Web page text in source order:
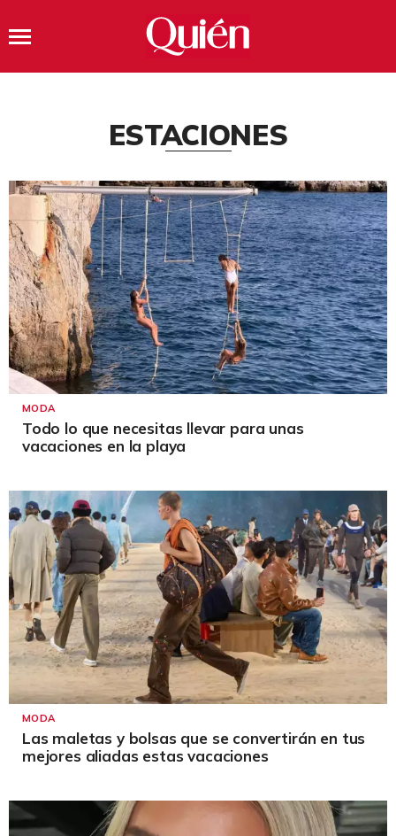
ESTACIONES
MODA
Todo lo que necesitas llevar para unas
vacaciones en la playa
MODA
Las maletas y bolsas que se convertirán en tus
mejores aliadas estas vacaciones